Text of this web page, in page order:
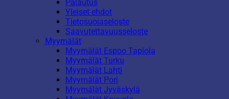
Palautus
Yleiset ehdot
Tietosuojaseloste
Saavutettavuusseloste
Myymälät
Myymälät Espoo Tapiola
Myymälät Turku
Myymälät Lahti
Myymälät Pori
Myymälät Jyväskylä